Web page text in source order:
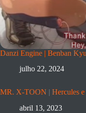
Danzi Engine | Benban
julho 22, 2024
MR. X-TOON | Hercules
abril 13, 2023